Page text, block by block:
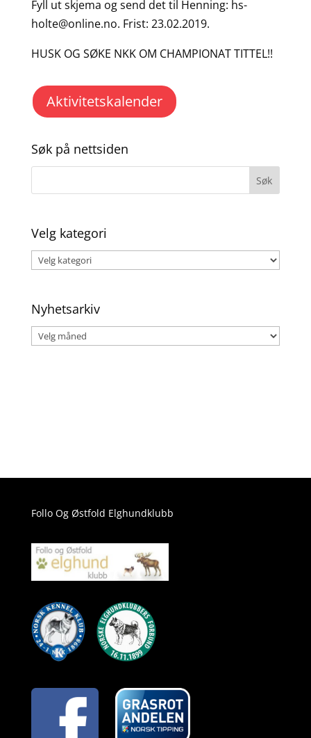
Fyll ut skjema og send det til Henning: hs-
holte@online.no. Frist: 23.02.2019.
HUSK OG SØKE NKK OM CHAMPIONAT TITTEL!!
Aktivitetskalender
Søk på nettsiden
Velg kategori
Velg
Nyhetsarkiv
Nyhetsarkiv
Follo Og Østfold Elghundklubb